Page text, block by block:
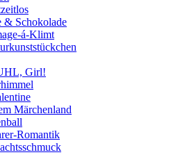
& Schokolade
á-Klimt
Girl!
Märchenland
Romantik